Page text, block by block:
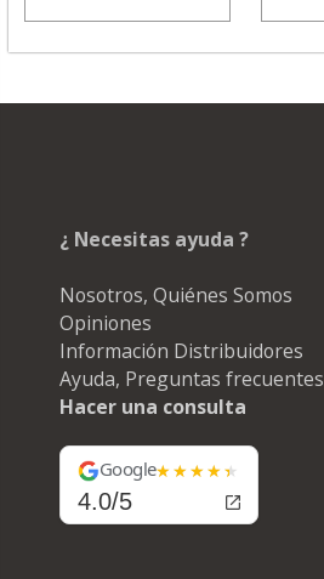
¿ Necesitas ayuda ?
Nosotros, Quiénes Somos
Opiniones
Información Distribuidores
Ayuda, Preguntas frecuentes
Hacer una consulta
Google
4.0/5